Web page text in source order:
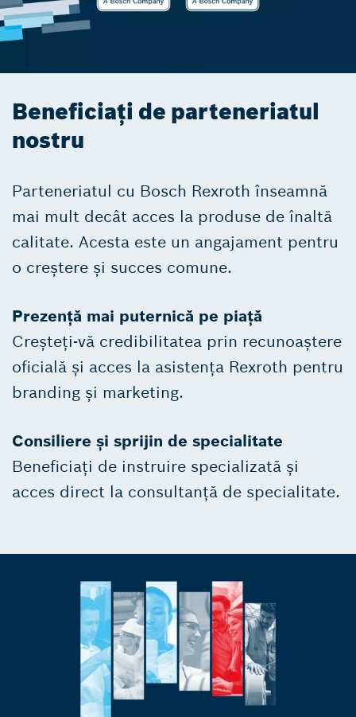
Beneficiați de parteneriatul
nostru
Parteneriatul cu Bosch Rexroth înseamnă
mai mult decât acces la produse de înaltă
calitate. Acesta este un angajament pentru
o creștere și succes comune.
Prezență mai puternică pe piață
Creșteți-vă credibilitatea prin recunoaștere
oficială și acces la asistența Rexroth pentru
branding și marketing.
Consiliere și sprijin de specialitate
Beneficiați de instruire specializată și
acces direct la consultanță de specialitate.